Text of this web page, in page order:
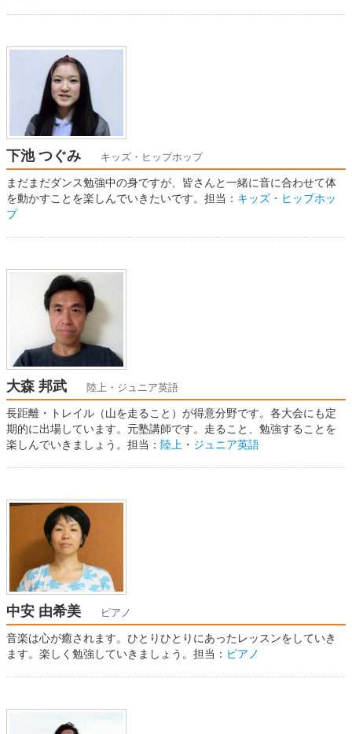
下池 つぐみ キッズ・ヒップホップ
まだまだダンス勉強中の身ですが、皆さんと一緒に音に合わせて体
を動かすことを楽しんでいきたいです。担当： キッズ・ヒップホッ
プ
大森 邦武 陸上・ジュニア英語
長距離・トレイル（山を走ること）が得意分野です。各大会にも定
期的に出場しています。元塾講師です。走ること、勉強することを
楽しんでいきましょう。担当： 陸上 ・ ジュニア英語
中安 由希美 ピアノ
音楽は心が癒されます。ひとりひとりにあったレッスンをしていき
ます。楽しく勉強していきましょう。担当： ピアノ